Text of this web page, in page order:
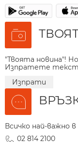
"Твоята новина"!
Изпратете текст,
Изпрати
Всичко най-важно
02 814 2100